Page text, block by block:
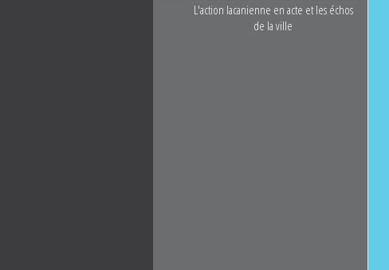
L'action lacanienne en acte et les échos
de la ville